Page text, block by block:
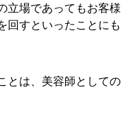
立場であってもお客様
回すといったことにも
とは、美容師としての